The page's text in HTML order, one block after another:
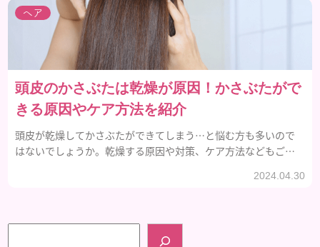
ヘア
頭皮のかさぶたは乾燥が原因！かさぶたがで
きる原因やケア方法を紹介
頭皮が乾燥してかさぶたができてしまう…と悩む方も多いので
はないでしょうか。乾燥する原因や対策、ケア方法などもご紹
2024.04.30
検索